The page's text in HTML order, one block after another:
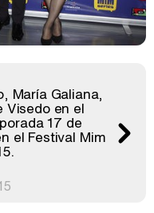
María Galiana,
Visedo en el
17 de
el Festival Mim